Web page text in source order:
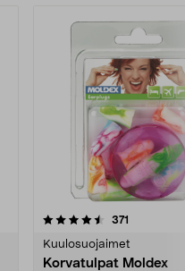
371
Kuulosuojaimet
Korvatulpat Moldex
4.5 viidestä